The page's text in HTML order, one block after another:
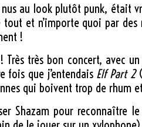
au look plutôt punk, était
tout et n’importe quoi par
!
très bon concert, avec
fois que j’entendais Elf Part 2
qui boivent trop de rhum
Shazam pour reconnaître